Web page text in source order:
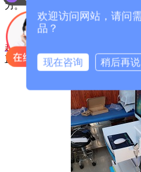
力。
超声骨密度仪生产厂家
无论是
正规医院进行检测，不要相信路
欢迎访问网站，请问
品？
现在咨询 稍后再说